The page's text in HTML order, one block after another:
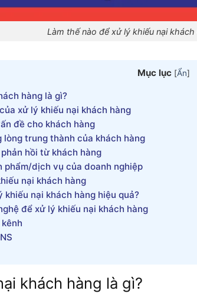
Làm thế nào để xử lý khiếu nại khách
Mục lục [Ẩn]
hàng là gì?
xử lý khiếu nại khách hàng
đề cho khách hàng
lòng trung thành của khách hàng
hồi từ khách hàng
phẩm/dịch vụ của doanh nghiệp
nại khách hàng
khiếu nại khách hàng hiệu quả?
để xử lý khiếu nại khách hàng
khách hàng là gì?